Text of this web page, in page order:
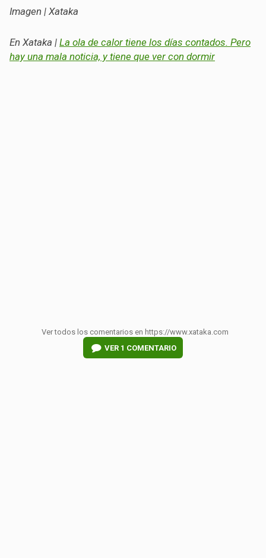
Imagen | Xataka
En Xataka | La ola de calor tiene los días contados. Pero
hay una mala noticia, y tiene que ver con dormir
Ver todos los comentarios en https://www.xataka.com
VER 1 COMENTARIO